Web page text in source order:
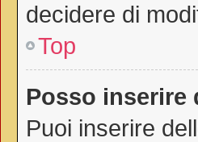
decidere di
Top
Posso inserire
Puoi inserire